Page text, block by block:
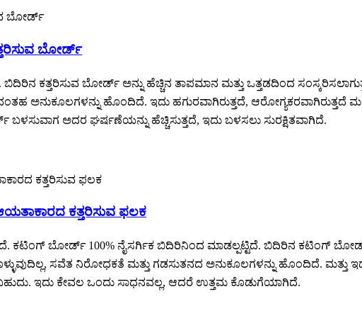
ಬೋರ್ಡ್
ಕತ್ತರಿಸುವ ಬೋರ್ಡ್ ಅನ್ನು ಹೆಚ್ಚಿನ ತಾಪಮಾನ ಮತ್ತು ಒತ್ತಡದಿಂದ
ಅನುಕೂಲಗಳನ್ನು ಹೊಂದಿದೆ. ಇದು ಹಗುರವಾಗಿರುತ್ತದೆ, ಆರೋಗ್ಯಕರವಾಗಿರುತ್ತದೆ
ಅದರ ಘರ್ಷಣೆಯನ್ನು ಹೆಚ್ಚಿಸುತ್ತದೆ, ಇದು ಬಳಸಲು ಸುರಕ್ಷಿತವಾಗಿದೆ.
ಕತ್ತರಿಸುವ ಫಲಕ
ಬೋರ್ಡ್ 100% ನೈಸರ್ಗಿಕ ಬಿದಿರಿನಿಂದ ಮಾಡಲ್ಪಟ್ಟಿದೆ. ಬಿದಿರಿನ ಕಟಿಂಗ್ ಬೋರ್ಡ್
ಸವೆತ ನಿರೋಧಕತೆ ಮತ್ತು ಗಡಸುತನದ ಅನುಕೂಲಗಳನ್ನು ಹೊಂದಿದೆ.
ಇದು ಕೇವಲ ಒಂದು ಸಾಧನವಲ್ಲ, ಆದರೆ ಉತ್ತಮ ಕೊಡುಗೆಯಾಗಿದೆ.